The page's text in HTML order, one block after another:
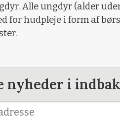
Alle ungdyr (alder
for hudpleje i form af
nyheder i